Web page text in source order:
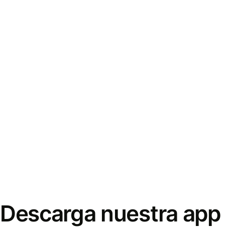
Descarga nuestra